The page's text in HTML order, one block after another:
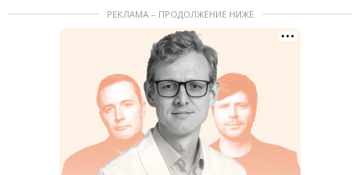
РЕКЛАМА – ПРОДОЛЖЕНИЕ НИЖЕ